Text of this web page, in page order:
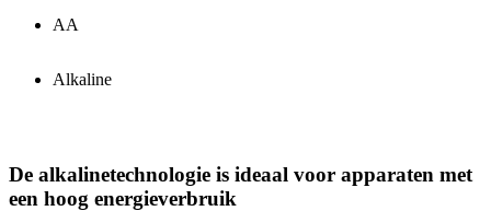
AA
Alkaline
De alkalinetechnologie is ideaal voor apparaten met
een hoog energieverbruik